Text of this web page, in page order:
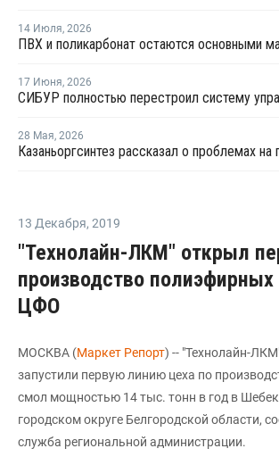
14 Июля, 2026
17 Июня, 2026
28 Мая, 2026
13 Декабря, 2019
"Технолайн-ЛКМ" открыл
производство
ЦФО
МОСКВА (Маркет Репорт) -- "Технолайн-
запустили первую линию цеха по
смол мощностью 14 тыс. тонн в год в
городском округе Белгородской области,
служба региональной администрации.